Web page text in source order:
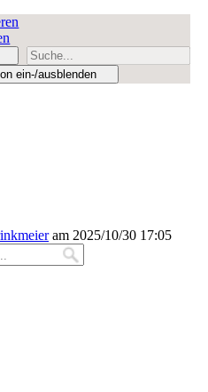
ein-/ausblenden
am 2025/10/30 17:05